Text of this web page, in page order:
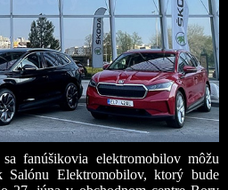
fanúšikovia elektromobilov môžu
Elektromobilov, ktorý bude